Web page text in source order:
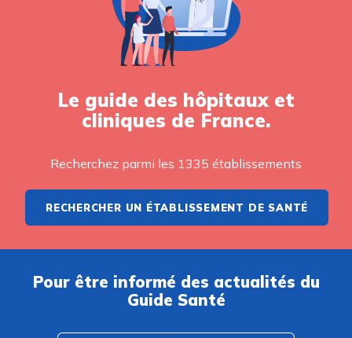
Le guide des hôpitaux et
cliniques de France.
Recherchez parmi les 1335 établissements
RECHERCHER UN ÉTABLISSEMENT DE SANTÉ
Pour être informé des actualités du
Guide Santé